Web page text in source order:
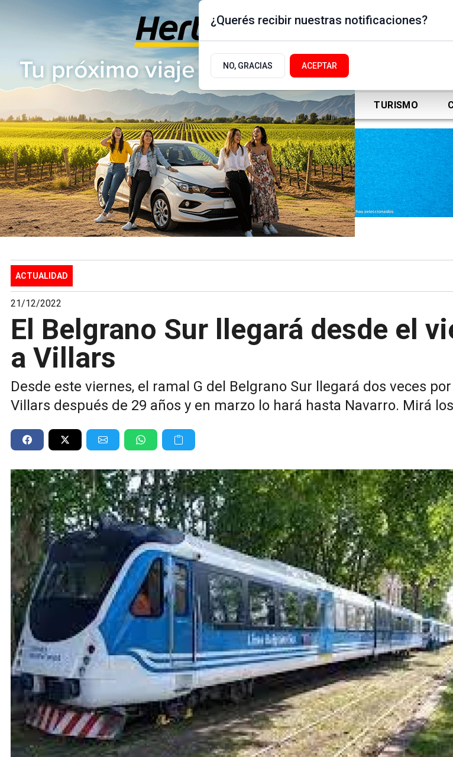
Sábado 8 de Agosto
de 2026
17.9ºc | Buenos Aires, AR
ACTUALIDAD POLÍTICA DEPORTES TURISMO
ACTUALIDAD
21/12/2022
El Belgrano Sur llegará desde el
a Villars
Desde este viernes, el ramal G del Belgrano Sur llegará dos veces
Villars después de 29 años y en marzo lo hará hasta Navarro. Mirá
¿Querés recibir nuestras notificaciones?
NO, GRACIAS ACEPTAR